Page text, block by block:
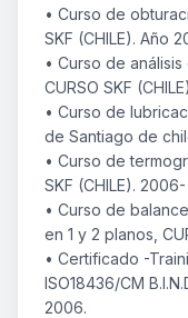
• Curso de
SKF (CHILE). Año
• Curso de
CURSO SKF
• Curso de
de Santiago de
• Curso de
SKF (CHILE).
• Curso de
en 1 y 2 planos,
• Certificado -
ISO18436/CM